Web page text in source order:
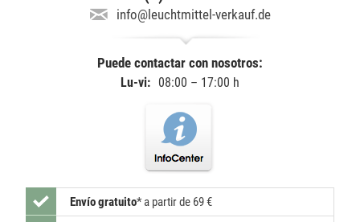
info@leuchtmittel-verkauf.de
Puede contactar con nosotros:
Lu-vi: 08:00 – 17:00 h
Envío gratuito* a partir de 69 €